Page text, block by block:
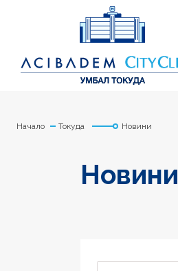
Начало Токуда Новини
Новини